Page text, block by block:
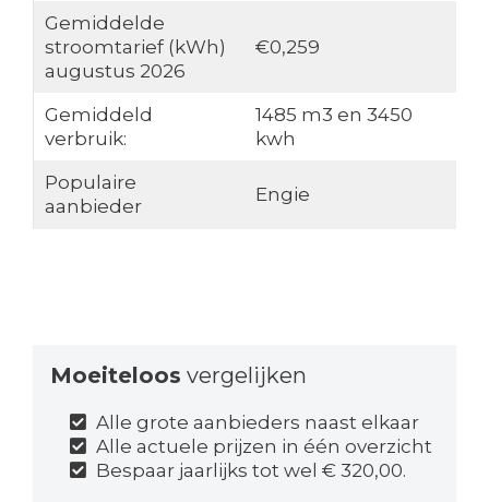
Gemiddelde
stroomtarief (kWh)
augustus 2026
€0,259
Gemiddeld
verbruik:
1485 m3 en 3450
kwh
Populaire
aanbieder
Engie
Moeiteloos vergelijken
Alle grote aanbieders naast elkaar
Alle actuele prijzen in één overzicht
Bespaar jaarlijks tot wel € 320,00.